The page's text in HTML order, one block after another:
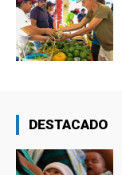
DESTACADO